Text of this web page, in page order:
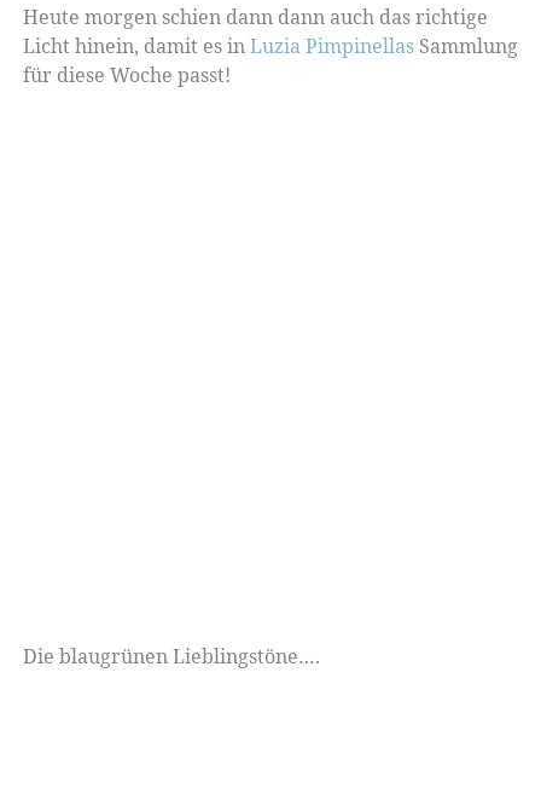
Heute morgen schien dann dann auch das richtige
Licht hinein, damit es inLuzia Pimpinellas Sammlung
für diese Woche passt!
Die blaugrünen Lieblingstöne….